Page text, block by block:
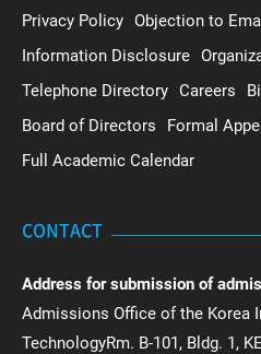
Privacy Policy Objection to
Information Disclosure
Telephone Directory Careers
Board of Directors
Formal
Full Academic Calendar
CONTACT
Address for submission of
Admissions Office of the Korea
TechnologyRm. B-101, Bldg. 1,